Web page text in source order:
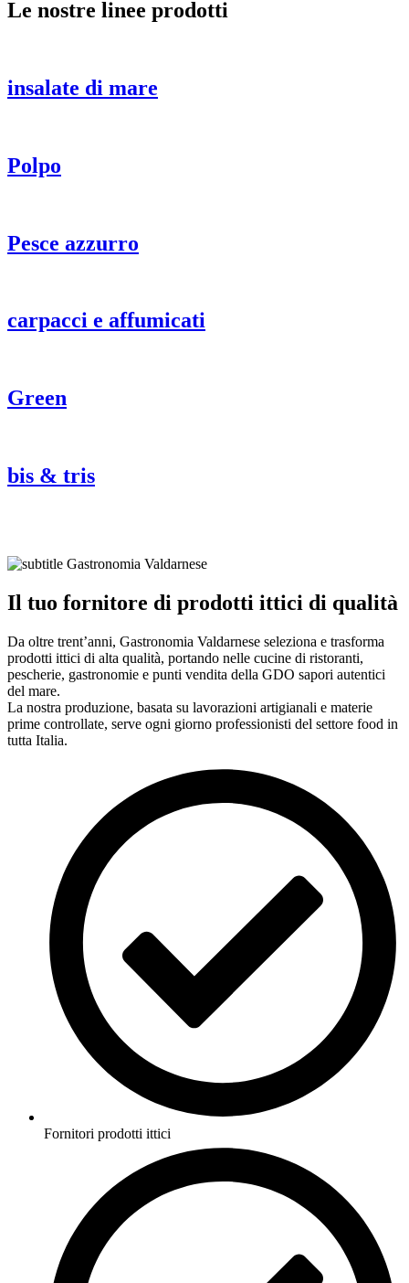
Le nostre linee prodotti
insalate di mare
Polpo
Pesce azzurro
carpacci e affumicati
Green
bis & tris
Gastronomia Valdarnese
Il tuo fornitore di prodotti ittici di qualità
Da oltre trent’anni, Gastronomia Valdarnese seleziona e trasforma
prodotti ittici di alta qualità, portando nelle cucine di ristoranti,
pescherie, gastronomie e punti vendita della GDO sapori autentici
del mare.
La nostra produzione, basata su lavorazioni artigianali e materie
prime controllate, serve ogni giorno professionisti del settore food in
tutta Italia.
Fornitori prodotti ittici